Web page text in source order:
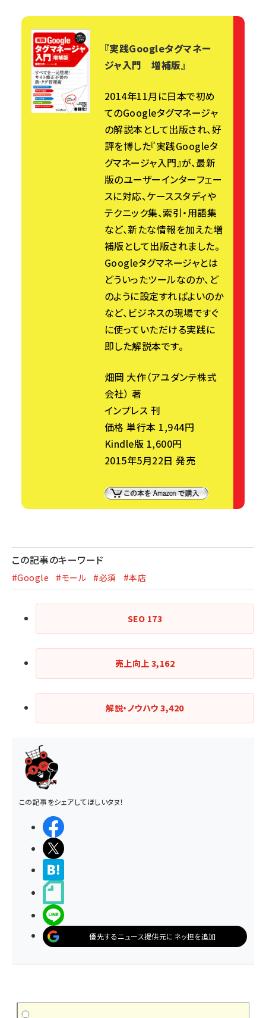
『実践Googleタグマネー
ジャ入門 増補版』
2014年11月に日本で初め
てのGoogleタグマネージャ
の解説本として出版され、好
評を博した『実践Googleタ
グマネージャ入門』が、最新
版のユーザーインターフェー
スに対応、ケーススタディや
テクニック集、索引・用語集
など、新たな情報を加えた増
補版として出版されました。
Googleタグマネージャとは
どういったツールなのか、ど
のように設定すればよいのか
など、ビジネスの現場ですぐ
に使っていただける実践に
即した解説本です。
畑岡 大作（アユダンテ株式
会社） 著
インプレス 刊
価格 単行本 1,944円
Kindle版 1,600円
2015年5月22日 発売
この記事のキーワード
#Google #モール #必須 #本店
SEO 173
売上向上 3,162
解説・ノウハウ3,420
この記事をシェアしてほしいタヌ！
優先するニュース提供元にネッ担を追加